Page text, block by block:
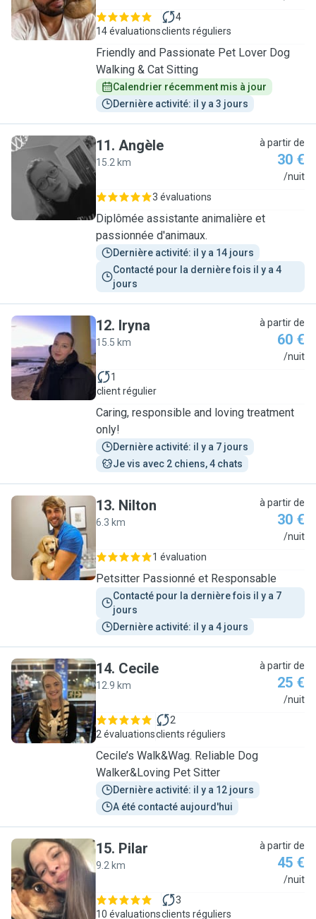
14 évaluations
4
clients réguliers
Friendly and Passionate Pet Lover Dog
Walking & Cat Sitting
Calendrier récemment mis à jour
Dernière activité: il y a 3 jours
A
11. Angèle
15.2 km
à partir de
30 €
/nuit
3 évaluations
Diplômée assistante animalière et
passionnée d'animaux.
Dernière activité: il y a 14 jours
Contacté pour la dernière fois il y a 4
jours
I
12. Iryna
15.5 km
à partir de
60 €
/nuit
1
client régulier
Caring, responsible and loving treatment
only!
Dernière activité: il y a 7 jours
Je vis avec 2 chiens, 4 chats
N
13. Nilton
6.3 km
à partir de
30 €
/nuit
1 évaluation
Petsitter Passionné et Responsable
Contacté pour la dernière fois il y a 7
jours
Dernière activité: il y a 4 jours
C
14. Cecile
12.9 km
à partir de
25 €
/nuit
2 évaluations
2
clients réguliers
Cecile’s Walk&Wag. Reliable Dog
Walker&Loving Pet Sitter
Dernière activité: il y a 12 jours
A été contacté aujourd'hui
P
15. Pilar
9.2 km
à partir de
45 €
/nuit
10 évaluations
3
clients réguliers